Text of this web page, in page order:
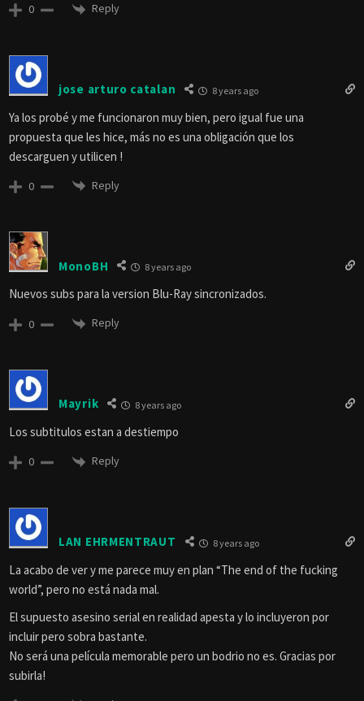
0 Reply
jose arturo catalan 8 years ago
Ya los probé y me funcionaron muy bien, pero igual fue una
propuesta que les hice, más no es una obligación que los
descarguen y utilicen !
0 Reply
MonoBH 8 years ago
Nuevos subs para la version Blu-Ray sincronizados.
0 Reply
Mayrik 8 years ago
Los subtitulos estan a destiempo
0 Reply
LAN EHRMENTRAUT 8 years ago
La acabo de ver y me parece muy en plan “The end of the fucking
world”, pero no está nada mal.
El supuesto asesino serial en realidad apesta y lo incluyeron por
incluir pero sobra bastante.
No será una película memorable pero un bodrio no es. Gracias por
subirla!